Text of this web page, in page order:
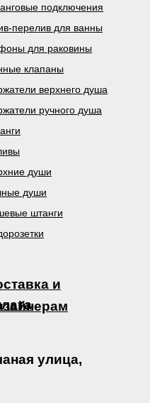
подключения
перелив для ванны
для раковины
клапаны
и
верхнего душа
ручного душа
души
души
улица,
штанги